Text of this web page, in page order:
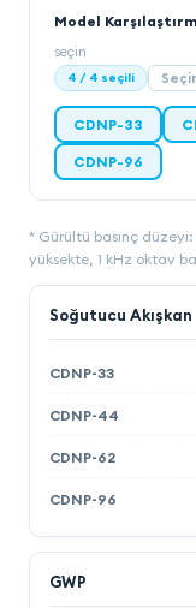
Model
seçin
4 / 4 seçili
CDNP-33
CDNP-96
* Gürültü basınç
yüksekte, 1 kHz oktav
Soğutucu Akışkan
GWP